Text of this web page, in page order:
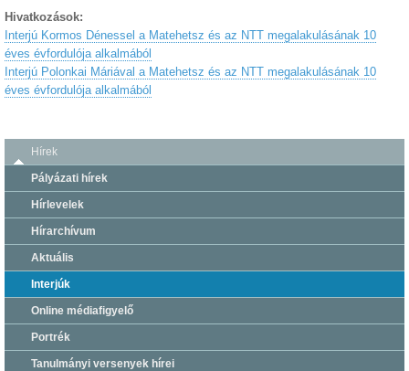
Hivatkozások:
Interjú Kormos Dénessel a Matehetsz és az NTT megalakulásának 10
éves évfordulója alkalmából
Interjú Polonkai Máriával a Matehetsz és az NTT megalakulásának 10
éves évfordulója alkalmából
Hírek
Pályázati hírek
Hírlevelek
Hírarchívum
Aktuális
Interjúk
Online médiafigyelő
Portrék
Tanulmányi versenyek hírei